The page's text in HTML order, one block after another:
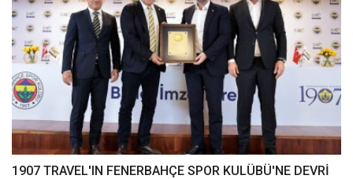
1907 TRAVEL'IN FENERBAHÇE SPOR KULÜBÜ'NE DEVRİ